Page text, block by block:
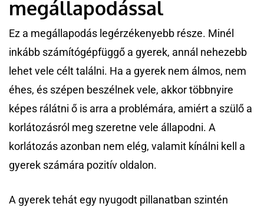
megállapodással
Ez a megállapodás legérzékenyebb része. Minél
inkább számítógépfüggő a gyerek, annál nehezebb
lehet vele célt találni. Ha a gyerek nem álmos, nem
éhes, és szépen beszélnek vele, akkor többnyire
képes rálátni ő is arra a problémára, amiért a szülő a
korlátozásról meg szeretne vele állapodni. A
korlátozás azonban nem elég, valamit kínálni kell a
gyerek számára pozitív oldalon.
A gyerek tehát egy nyugodt pillanatban szintén